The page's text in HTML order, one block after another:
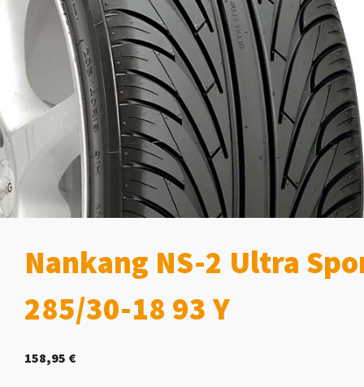
Nankang NS-2 Ultra
285/30-18 93 Y
158,95 €